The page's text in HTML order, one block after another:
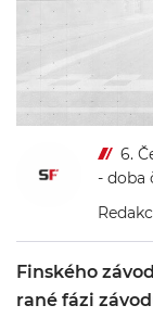
6.
- doba
Finského
rané fázi